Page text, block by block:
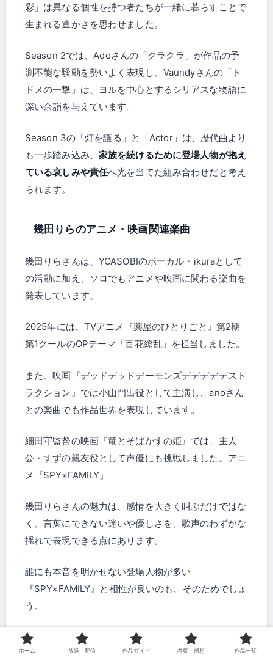
彩」は異なる個性を持つ者たちが一緒に暮らすことで
生まれる豊かさを思わせました。
Season 2では、Adoさんの「クラクラ」が作品の予
測不能な騒動を勢いよく表現し、Vaundyさんの「ト
ドメの一撃」は、ヨルを中心とするシリアスな物語に
深い余韻を与えています。
Season 3の「灯を護る」と「Actor」は、歴代曲より
も一歩踏み込み、 家族を続けるために登場人物が抱え
ている哀しみや責任へ光を当てた組み合わせだと考え
られます。
幾田りらのアニメ・映画関連楽曲
幾田りらさんは、YOASOBIのボーカル・ikuraとして
の活動に加え、ソロでもアニメや映画に関わる楽曲を
発表しています。
2025年には、TVアニメ『薬屋のひとりごと』第2期
第1クールのOPテーマ「百花繚乱」を担当しました。
また、映画『デッドデッドデーモンズデデデデデスト
ラクション』では小山門出役として主演し、anoさん
との楽曲でも作品世界を表現しています。
細田守監督の映画『竜とそばかすの姫』では、主人
公・すずの親友役として声優にも挑戦しました。アニ
メ『SPY×FAMILY』
幾田りらさんの魅力は、感情を大きく叫ぶだけではな
く、言葉にできない迷いや優しさを、歌声のわずかな
揺れで表現できる点にあります。
誰にも本音を明かせない登場人物が多い
『SPY×FAMILY』と相性が良いのも、そのためでしょ
う。
ホーム 放送・配信 作品ガイド 考察・感想 作品一覧